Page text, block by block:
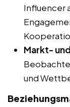
Influencer
Markt-
und